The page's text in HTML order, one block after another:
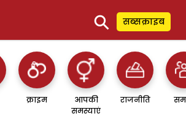
⚲ सब्सक्राइब
क्राइम
आपकी
समस्याएं
राजनीति